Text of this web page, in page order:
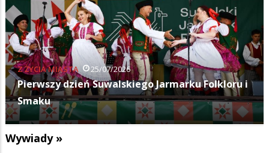
KULTURA 11/07/2026
Budka Suflera zagrała na Suwałki Blues Festival
Wywiady »